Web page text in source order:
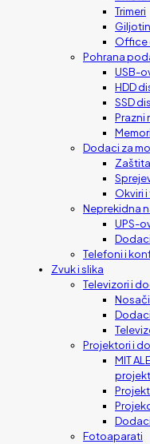
Trimeri
Office
Pohrana
USB-
HDD
SSD
Prazni
Dodaci za
Okviri
Neprekidna
UPS-
Telefoni i
Zvuk i slika
Televizori i
Projektori i
MIT
Fotoaparati